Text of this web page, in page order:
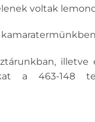
voltak
illetve
a 463-148